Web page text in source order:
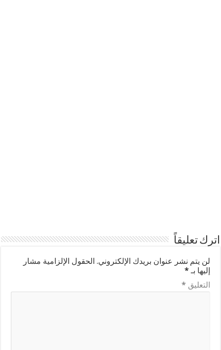
اترك تعليقاً
لن يتم نشر عنوان بريدك الإلكتروني. الحقول الإلزامية مشار
إليها بـ *
التعليق *